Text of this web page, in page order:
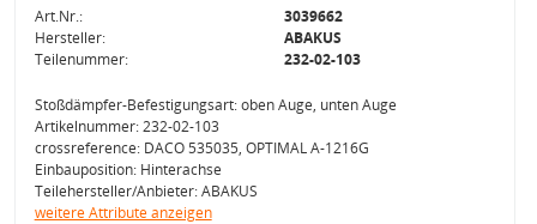
Art.Nr.:
3039662
Hersteller:
ABAKUS
Teilenummer:
232-02-103
Stoßdämpfer-Befestigungsart: oben Auge, unten Auge
Artikelnummer: 232-02-103
crossreference: DACO 535035, OPTIMAL A-1216G
Einbauposition: Hinterachse
Teilehersteller/Anbieter: ABAKUS
weitere Attribute anzeigen